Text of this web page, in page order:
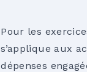
Pour les
s’applique aux
dépenses